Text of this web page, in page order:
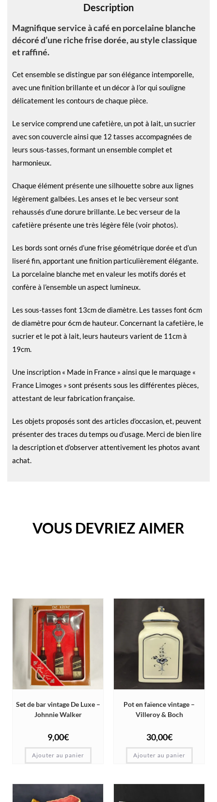
:
Description
Magnifique service à café en porcelaine blanche
décoré d’une riche frise dorée, au style classique
et raffiné.
Cet ensemble se distingue par son élégance intemporelle,
avec une finition brillante et un décor à l’or qui souligne
délicatement les contours de chaque pièce.
Le service comprend une cafetière, un pot à lait, un sucrier
avec son couvercle ainsi que 12 tasses accompagnées de
leurs sous-tasses, formant un ensemble complet et
harmonieux.
Chaque élément présente une silhouette sobre aux lignes
légèrement galbées. Les anses et le bec verseur sont
rehaussés d’une dorure brillante. Le bec verseur de la
cafetière présente une très légère fêle (voir photos).
Les bords sont ornés d’une frise géométrique dorée et d’un
liseré fin, apportant une finition particulièrement élégante.
La porcelaine blanche met en valeur les motifs dorés et
confère à l’ensemble un aspect lumineux.
Les sous-tasses font 13cm de diamètre. Les tasses font 6cm
de diamètre pour 6cm de hauteur. Concernant la cafetière, le
sucrier et le pot à lait, leurs hauteurs varient de 11cm à
19cm.
Une inscription « Made in France » ainsi que le marquage «
France Limoges » sont présents sous les différentes pièces,
attestant de leur fabrication française.
Les objets proposés sont des articles d’occasion, et, peuvent
présenter des traces du temps ou d’usage. Merci de bien lire
la description et d’observer attentivement les photos avant
achat.
VOUS DEVRIEZ AIMER
Set de bar vintage De Luxe –
Johnnie Walker
9,00€
Ajouter au panier
Pot en faïence vintage –
Villeroy & Boch
30,00€
Ajouter au panier